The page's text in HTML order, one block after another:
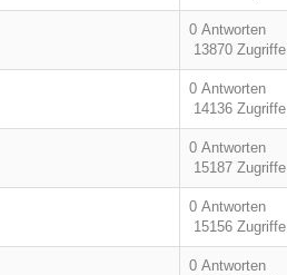
0 Antworten
13870 Zugriffe
0 Antworten
14136 Zugriffe
0 Antworten
15187 Zugriffe
0 Antworten
15156 Zugriffe
0 Antworten